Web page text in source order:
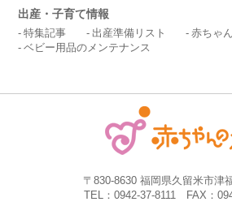
出産・子育て情報
特集記事 出産準備リスト
赤ちゃ
ベビー用品のメンテナンス
〒830-8630 福岡県久留米市津
TEL：0942-37-8111 FAX：